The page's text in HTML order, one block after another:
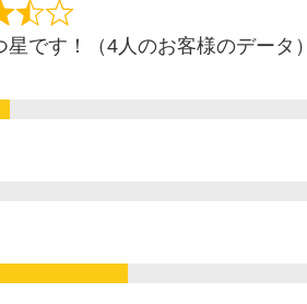
星です！（4人のお客様のデータ）